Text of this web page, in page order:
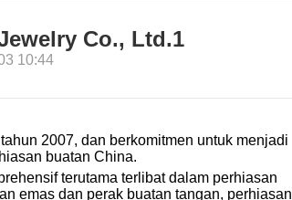
Co., Ltd.1
10:44
2007, dan berkomitmen untuk menjadi
buatan China.
terutama terlibat dalam perhiasan
emas dan perak buatan tangan, perhiasan